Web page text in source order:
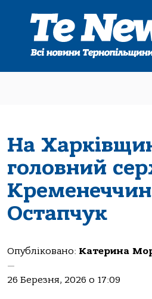
На
головний
Остапчук
Опубліковано: Катерина
—
26 Березня, 2026 о 17:09